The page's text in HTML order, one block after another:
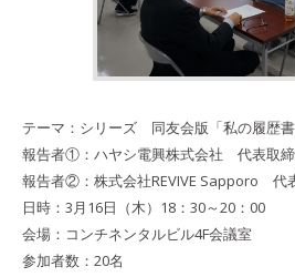
テーマ：シリーズ 同友会版「私の履歴書
報告者①：ハヤシ電興株式会社 代表取
報告者②：株式会社REVIVE Sapporo 代
日時：3月16日（木）18：30～20：00
会場：コンチネンタルビル4F会議室
参加者数：20名